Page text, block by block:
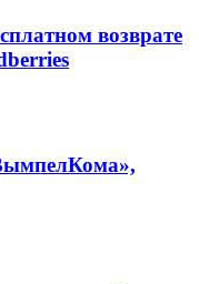
возврате